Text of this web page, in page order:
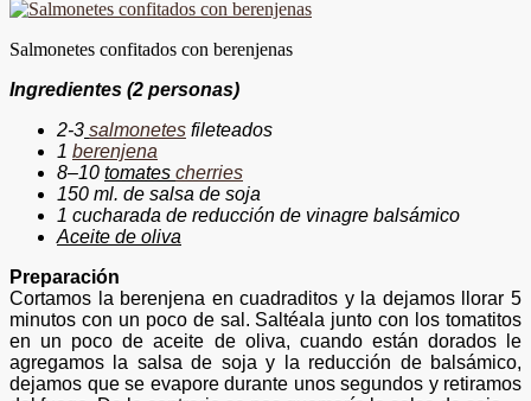
Salmonetes confitados con berenjenas
Ingredientes (2 personas)
2-3 salmonetes fileteados
1 berenjena
8–10 tomates cherries
150 ml. de salsa de soja
1 cucharada de reducción de vinagre balsámico
Aceite de oliva
Preparación
Cortamos la berenjena encuadraditos y la dejamos llorar 5
minutos con un poco de sal. Saltéala junto con los tomatitos
en un poco de aceite de oliva, cuando están dorados le
agregamos la salsa de soja y la reducción de balsámico,
dejamos que se evapore durante unos segundos y retiramos